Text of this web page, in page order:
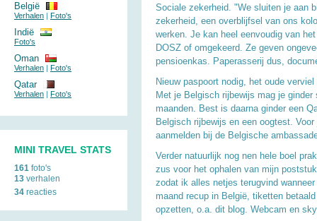
Sociale zekerheid. "We sluiten je aan
zekerheid, een overblijfsel van ons
werken. Je kan heel eenvoudig van
DOSZ of omgekeerd. Ze geven
pensioenkas. Paperasserij dus,
Nieuw paspoort nodig, het oude
Met je Belgisch rijbewijs mag je
maanden. Best is daarna ginder een
Belgisch rijbewijs en een oogtest.
aanmelden bij de Belgische
Verder natuurlijk nog nen hele boel
zus voor het ophalen van mijn
zodat ik alles netjes terugvind
maand recup in België, tiketten
opzetten, o.a. dit blog. Webcam en
België
Verhalen | Foto's
Indië
Foto's
Oman
Verhalen | Foto's
Qatar
Verhalen | Foto's
MINI TRAVEL STATS
161 foto's
13 verhalen
34 reacties